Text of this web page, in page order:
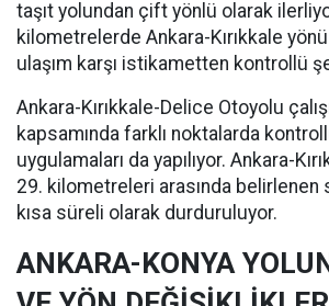
taşıt yolundan çift yönlü olarak
kilometrelerde Ankara-Kırıkkale
ulaşım karşı istikametten kontrollü
Ankara-Kırıkkale-Delice Otoyolu
kapsamında farklı noktalarda
uygulamaları da yapılıyor. Ankara-
29. kilometreleri arasında
kısa süreli olarak durduruluyor.
ANKARA-KONYA